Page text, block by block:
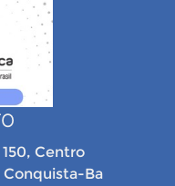
Centro
Conquista-Ba